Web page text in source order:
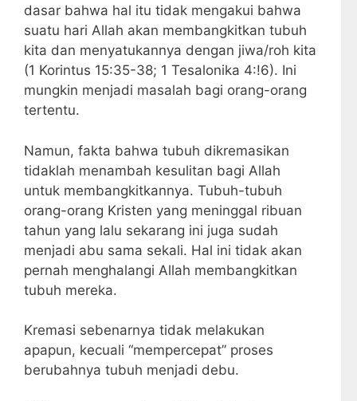
dasar bahwa hal itu tidak mengakui bahwa
suatu hari Allah akan membangkitkan tubuh
kita dan menyatukannya dengan jiwa/roh kita
(1 Korintus 15:35-38; 1 Tesalonika 4:!6). Ini
mungkin menjadi masalah bagi orang-orang
tertentu.
Namun, fakta bahwa tubuh dikremasikan
tidaklah menambah kesulitan bagi Allah
untuk membangkitkannya. Tubuh-tubuh
orang-orang Kristen yang meninggal ribuan
tahun yang lalu sekarang ini juga sudah
menjadi abu sama sekali. Hal ini tidak akan
pernah menghalangi Allah membangkitkan
tubuh mereka.
Kremasi sebenarnya tidak melakukan
apapun, kecuali “mempercepat” proses
berubahnya tubuh menjadi debu.